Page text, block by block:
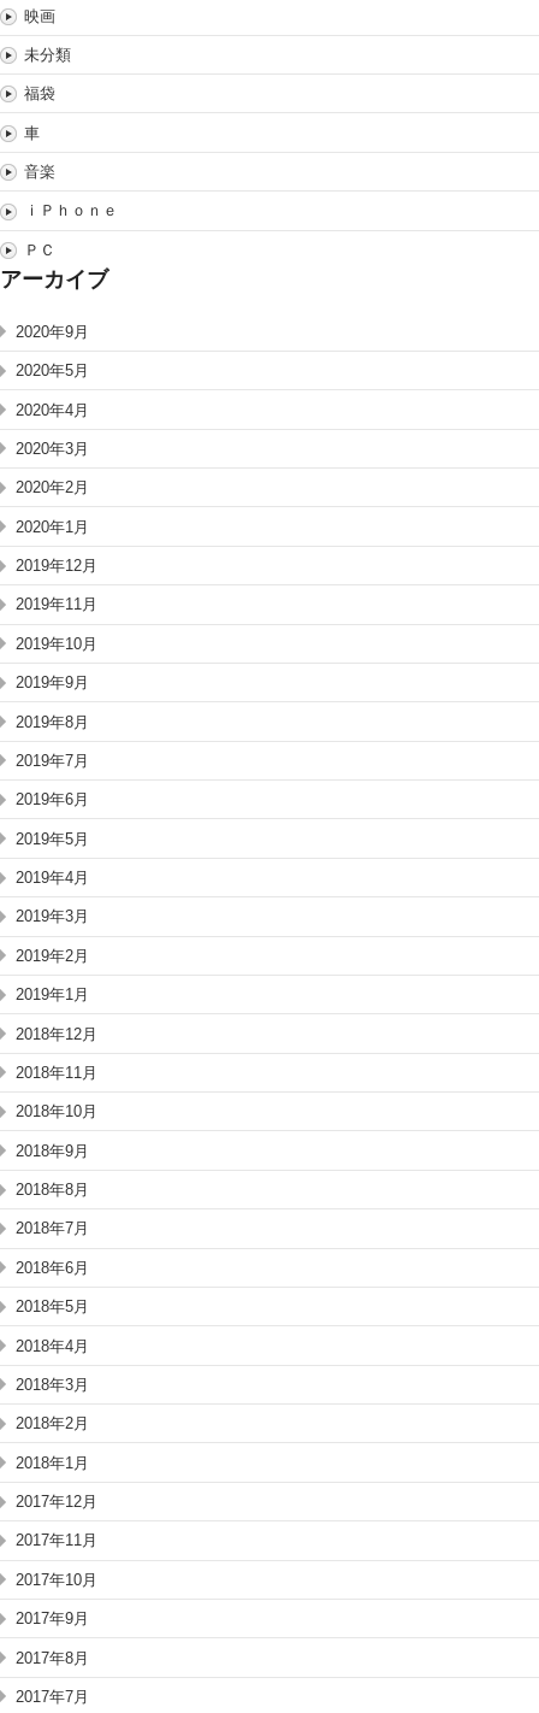
映画
未分類
福袋
車
音楽
ｉＰｈｏｎｅ
ＰＣ
アーカイブ
2020年9月
2020年5月
2020年4月
2020年3月
2020年2月
2020年1月
2019年12月
2019年11月
2019年10月
2019年9月
2019年8月
2019年7月
2019年6月
2019年5月
2019年4月
2019年3月
2019年2月
2019年1月
2018年12月
2018年11月
2018年10月
2018年9月
2018年8月
2018年7月
2018年6月
2018年5月
2018年4月
2018年3月
2018年2月
2018年1月
2017年12月
2017年11月
2017年10月
2017年9月
2017年8月
2017年7月